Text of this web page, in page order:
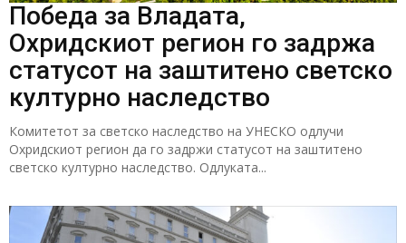
Победа за Владата,
Охридскиот регион го задржа
статусот на заштитено светско
културно наследство
Комитетот за светско наследство на УНЕСКО одлучи
Охридскиот регион да го задржи статусот на заштитено
светско културно наследство. Одлуката...